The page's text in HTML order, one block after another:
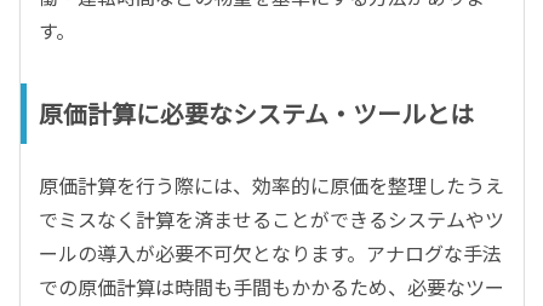
す。
原価計算に必要なシステム・ツールとは
原価計算を行う際には、効率的に原価を整理したうえ
でミスなく計算を済ませることができるシステムやツ
ールの導入が必要不可欠となります。アナログな手法
での原価計算は時間も手間もかかるため、必要なツー